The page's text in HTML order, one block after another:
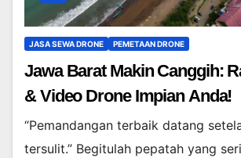
JASA SEWA DRONE PEMETAAN DRONE
Jawa Barat Makin Canggih:
& Video Drone Impian Anda!
“Pemandangan terbaik datang
tersulit.” Begitulah pepatah yang